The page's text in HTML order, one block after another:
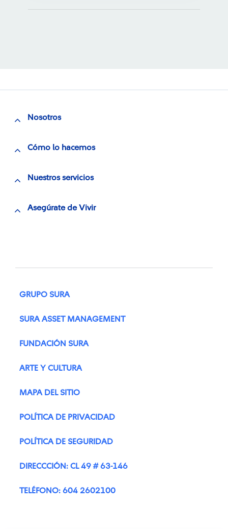
Nosotros
Cómo lo hacemos
Nuestros servicios
Asegúrate de Vivir
GRUPO SURA
SURA ASSET MANAGEMENT
FUNDACIÓN SURA
ARTE Y CULTURA
MAPA DEL SITIO
POLÍTICA DE PRIVACIDAD
POLÍTICA DE SEGURIDAD
DIRECCCIÓN: CL 49 # 63-146
TELÉFONO: 604 2602100